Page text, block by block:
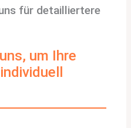
für detailliertere
um Ihre